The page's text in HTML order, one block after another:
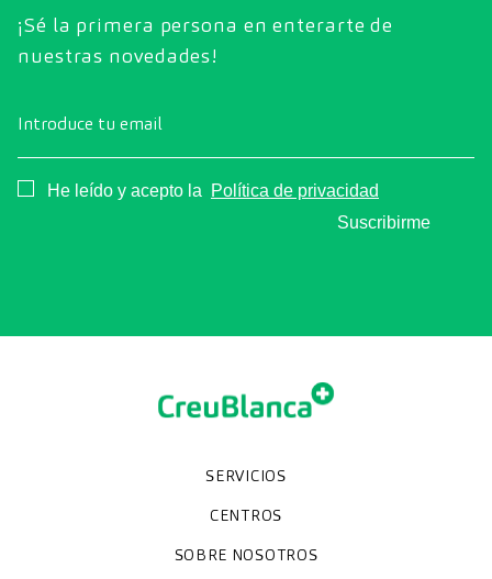
¡Sé la primera persona en enterarte de
nuestras novedades!
Introduce tu email
Consentimiento
He leído y acepto la
Política de privacidad
Suscribirme
SERVICIOS
Especialidades
Diagnóstico por la imagen
Chequeos y revisiones médicas
Unidades especializadas
CENTROS
Clínica CreuBlanca
CreuBlanca Tarradellas
Diagnosis Médica
Hospital CreuBlanca Maresme
SOBRE NOSOTROS